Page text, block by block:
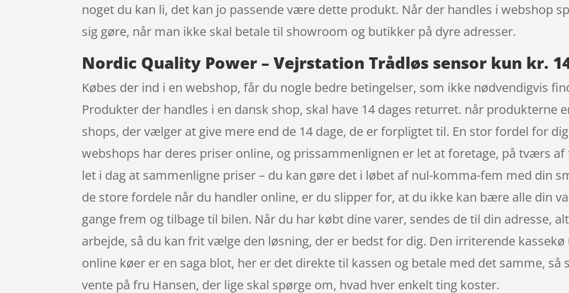
noget du kan li, det kan jo passende være dette produkt. Når der handles i webshop
sig gøre, når man ikke skal betale til showroom og butikker på dyre adresser.
Nordic Quality Power – Vejrstation Trådløs sensor kun kr.
Købes der ind i en webshop, får du nogle bedre betingelser, som ikke nødvendigvis
Produkter der handles i en dansk shop, skal have 14 dages returret. når produkterne
shops, der vælger at give mere end de 14 dage, de er forpligtet til. En stor fordel for
webshops har deres priser online, og prissammenlignen er let at foretage, på tværs
let i dag at sammenligne priser – du kan gøre det i løbet af nul-komma-fem med din
de store fordele når du handler online, er du slipper for, at du ikke kan bære alle din
gange frem og tilbage til bilen. Når du har købt dine varer, sendes de til din adresse,
arbejde, så du kan frit vælge den løsning, der er bedst for dig. Den irriterende
online køer er en saga blot, her er det direkte til kassen og betale med det samme, så
vente på fru Hansen, der lige skal spørge om, hvad hver enkelt ting koster.